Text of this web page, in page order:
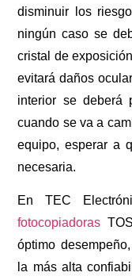
disminuir los
ningún caso se
cristal de
evitará daños
interior se deberá
cuando se va a
equipo, esperar a
necesaria.
En TEC
fotocopiadoras
óptimo
la más alta